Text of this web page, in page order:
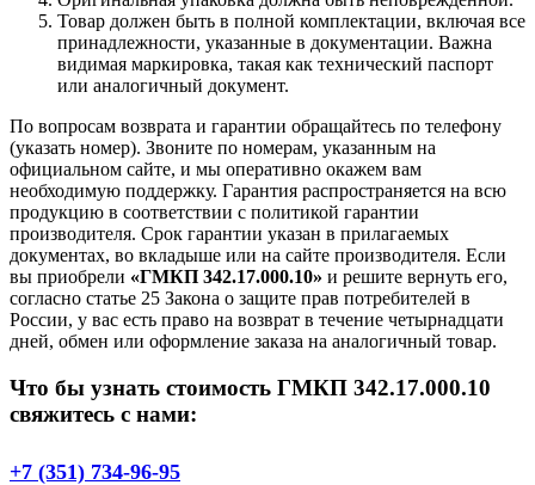
Товар должен быть в полной комплектации, включая все
принадлежности, указанные в документации. Важна
видимая маркировка, такая как технический паспорт
или аналогичный документ.
По вопросам возврата и гарантии обращайтесь по телефону
(указать номер). Звоните по номерам, указанным на
официальном сайте, и мы оперативно окажем вам
необходимую поддержку. Гарантия распространяется на всю
продукцию в соответствии с политикой гарантии
производителя. Срок гарантии указан в прилагаемых
документах, во вкладыше или на сайте производителя. Если
вы приобрели «ГМКП 342.17.000.10» и решите вернуть его,
согласно статье 25 Закона о защите прав потребителей в
России, у вас есть право на возврат в течение четырнадцати
дней, обмен или оформление заказа на аналогичный товар.
Что бы узнать стоимость ГМКП 342.17.000.10
свяжитесь с нами:
+7 (351) 734-96-95